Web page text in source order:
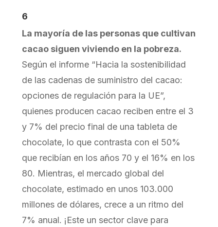
6
La mayoría de las personas que cultivan
cacao siguen viviendo en la pobreza.
Según el informe “Hacia la sostenibilidad
de las cadenas de suministro del cacao:
opciones de regulación para la UE”,
quienes producen cacao reciben entre el 3
y 7% del precio final de una tableta de
chocolate, lo que contrasta con el 50%
que recibían en los años 70 y el 16% en los
80. Mientras, el mercado global del
chocolate, estimado en unos 103.000
millones de dólares, crece a un ritmo del
7% anual. ¡Este un sector clave para